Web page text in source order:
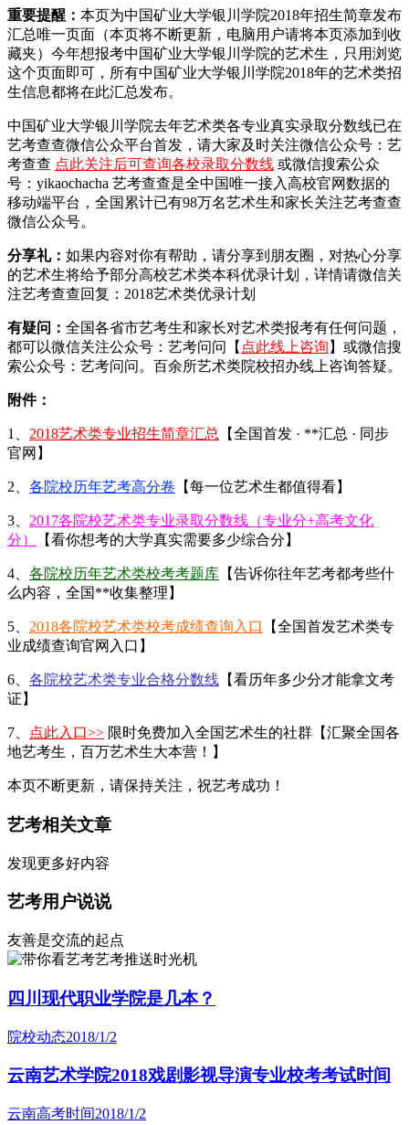
重要提醒： 本页为中国矿业大学银川学院2018年招生简章发布
汇总唯一页面（本页将不断更新，电脑用户请将本页添加到收
藏夹）今年想报考中国矿业大学银川学院的艺术生，只用浏览
这个页面即可，所有中国矿业大学银川学院2018年的艺术类招
生信息都将在此汇总发布。
中国矿业大学银川学院去年艺术类各专业真实录取分数线已在
艺考查查微信公众平台首发， 请大家及时关注微信公众号：艺
考查查 点此关注后可查询各校录取分数线 或微信搜索公众
号：yikaochacha 艺考查查是全中国唯一接入高校官网数据的
移动端平台，全国累计已有98万名艺术生和家长关注艺考查查
微信公众号。
分享礼： 如果内容对你有帮助，请分享到朋友圈，对热心分享
的艺术生将给予部分高校艺术类本科优录计划，详情请微信关
注艺考查查回复：2018艺术类优录计划
有疑问： 全国各省市艺考生和家长对艺术类报考有任何问题，
都可以微信关注公众号：艺考问问【 点此线上咨询 】或微信搜
索公众号：艺考问问。百余所艺术类院校招办线上咨询答疑。
附件：
1、 2018艺术类专业招生简章汇总
【全国首发 · **汇总 · 同步
官网】
2、 各院校历年艺考高分卷 【每一位艺术生都值得看】
3、 2017各院校艺术类专业录取分数线（专业分+高考文化
分）
【看你想考的大学真实需要多少综合分】
4、 各院校历年艺术类校考考题库 【告诉你往年艺考都考些什
么内容，全国**收集整理】
5、 2018各院校艺术类校考成绩查询入口
【全国首发艺术类专
业成绩查询官网入口】
6、 各院校艺术类专业合格分数线 【看历年多少分才能拿文考
证】
7、 点此入口>> 限时免费加入全国艺术生的社群【汇聚全国各
地艺考生，百万艺术生大本营！】
本页不断更新，请保持关注，祝艺考成功！
艺考相关文章
发现更多好内容
艺考用户说说
友善是交流的起点
艺考推送时光机
四川现代职业学院是几本？
院校动态2018/1/2
云南艺术学院2018戏剧影视导演专业校考考试时间
云南高考时间2018/1/2